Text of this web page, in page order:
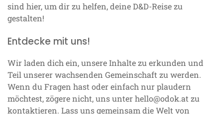
sind hier, um dir zu helfen, deine D&D-Reise zu
gestalten!
Entdecke mit uns!
Wir laden dich ein, unsere Inhalte zu erkunden und
Teil unserer wachsenden Gemeinschaft zu werden.
Wenn du Fragen hast oder einfach nur plaudern
möchtest, zögere nicht, uns unterhello@odok.at zu
kontaktieren. Lass uns gemeinsam die Welt von